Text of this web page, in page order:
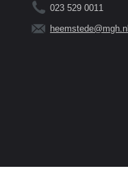
023 529 0011
heemstede@mgh.nl